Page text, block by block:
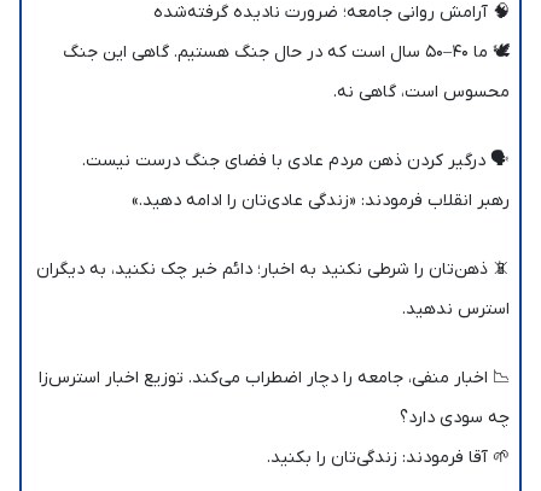
🧠 آرامش روانی جامعه؛ ضرورت نادیده گرفته‌شده
🕊️ ما ۴۰–۵۰ سال است که در حال جنگ هستیم. گاهی این جنگ
محسوس است، گاهی نه.
🗣️ درگیر کردن ذهن مردم عادی با فضای جنگ درست نیست.
رهبر انقلاب فرمودند: «زندگی عادی‌تان را ادامه دهید.»
📵 ذهن‌تان را شرطی نکنید به اخبار؛ دائم خبر چک نکنید، به دیگران
استرس ندهید.
📉 اخبار منفی، جامعه را دچار اضطراب می‌کند. توزیع اخبار استرس‌زا
چه سودی دارد؟
🌱 آقا فرمودند: زندگی‌تان را بکنید.